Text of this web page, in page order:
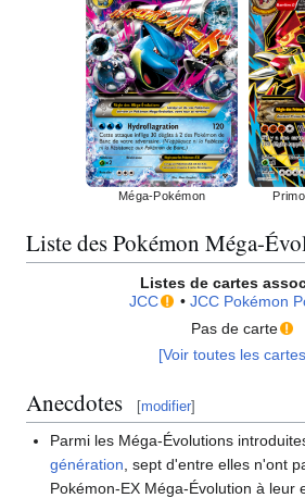
Méga-Pokémon
Liste des Pokémon Méga-
Listes de cartes
JCC
• JCC Pokémon
Pas de carte
[Voir toutes les
Anecdotes [modifier]
Parmi les Méga-Évolutions
génération , sept d'entre elles n'ont
Pokémon-EX Méga-Évolution à leur